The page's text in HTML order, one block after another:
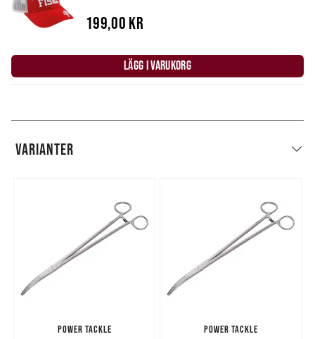
199,00 kr
LÄGG I VARUKORG
VARIANTER
POWER TACKLE POWER TACKLE